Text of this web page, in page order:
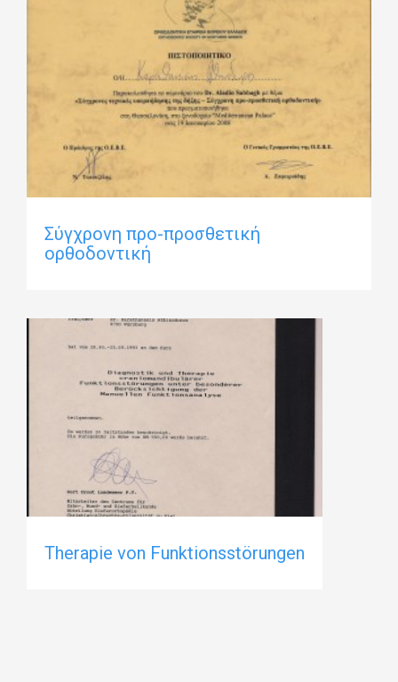
Σύγχρονη προ-προσθετική
ορθοδοντική
Therapie von Funktionsstörungen